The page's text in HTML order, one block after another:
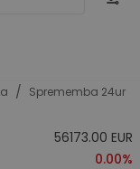
/ Sprememba 24ur
56173.00 EUR
0.00%